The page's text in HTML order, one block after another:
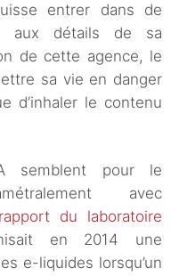
entrer dans de
aux détails de sa
de cette agence, le
sa vie en danger
d’inhaler le contenu
semblent pour le
avec
rapport du laboratoire
en 2014 une
e-liquides lorsqu’un